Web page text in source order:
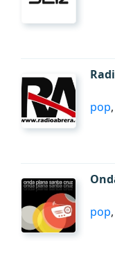
pop,
pop,